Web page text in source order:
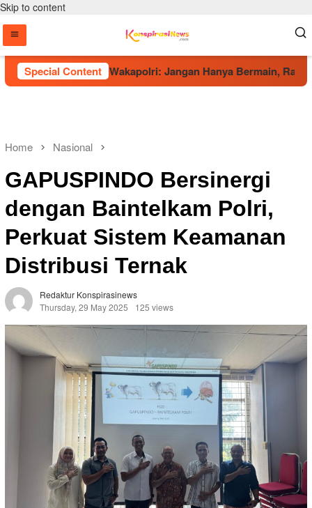
Skip to content
Special Content
Talenta Muda, Wakapolri: Jangan Hanya Bermain, Raih
Home Nasional
GAPUSPINDO Bersinergi
dengan Baintelkam Polri,
Perkuat Sistem Keamanan
Distribusi Ternak
Redaktur Konspirasinews
Thursday, 29 May 2025
125 views